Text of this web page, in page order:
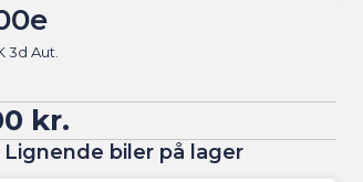
3d Aut.
kr.
Lignende biler på lager